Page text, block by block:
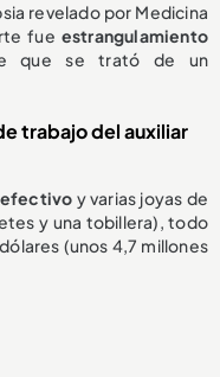
revelado por Medicina
fue estrangulamiento
que se trató de un
trabajo del auxiliar
efectivo y varias joyas de
y una tobillera), todo
(unos 4,7 millones